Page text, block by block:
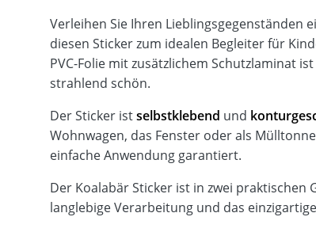
Verleihen Sie Ihren Lieblingsgegenständen
diesen Sticker zum idealen Begleiter für
PVC-Folie mit zusätzlichem Schutzlaminat
strahlend schön.
Der Sticker istselbstklebend und
Wohnwagen, das Fenster oder als
einfache Anwendung garantiert.
Der Koalabär Sticker ist in zwei praktischen
langlebige Verarbeitung und das